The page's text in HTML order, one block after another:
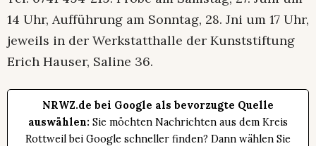
14 Uhr, Aufführung am Sonntag, 28. Jni um 17 Uhr,
jeweils in der Werkstatthalle der Kunststiftung
Erich Hauser, Saline 36.
NRWZ.de bei Google als bevorzugte Quelle
auswählen: Sie möchten Nachrichten aus dem Kreis
Rottweil bei Google schneller finden? Dann wählen Sie